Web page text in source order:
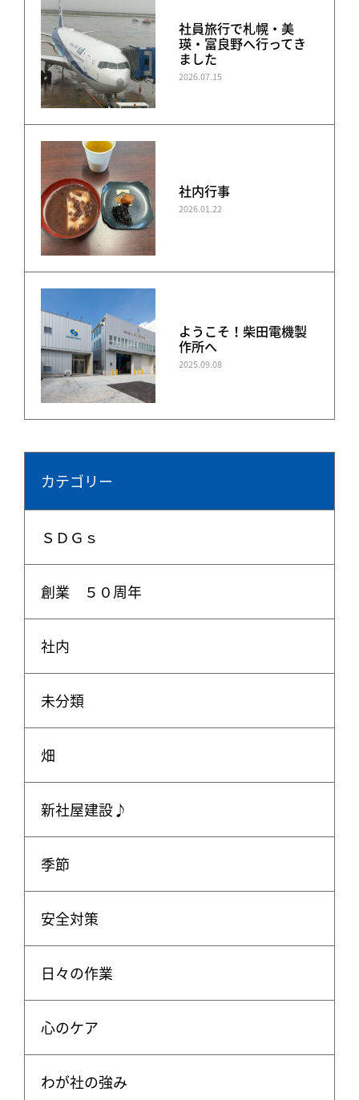
社員旅行で札幌・美
瑛・富良野へ行ってき
ました
2026.07.15
社内行事
2026.01.22
ようこそ！柴田電機製
作所へ
2025.09.08
カテゴリー
ＳＤＧｓ
創業 ５０周年
社内
未分類
畑
新社屋建設♪
季節
安全対策
日々の作業
心のケア
わが社の強み